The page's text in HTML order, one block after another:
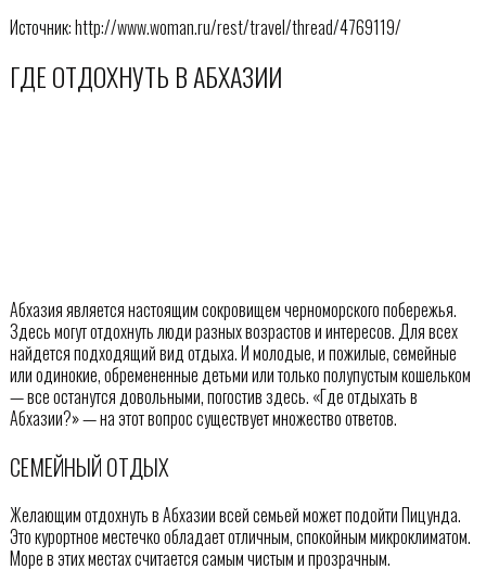
Источник: http://www.woman.ru/rest/travel/thread/4769119/
ГДЕ ОТДОХНУТЬ В АБХАЗИИ
Абхазия является настоящим сокровищем черноморского побережья.
Здесь могут отдохнуть люди разных возрастов и интересов. Для всех
найдется подходящий вид отдыха. И молодые, и пожилые, семейные
или одинокие, обремененные детьми или только полупустым кошельком
— все останутся довольными, погостив здесь. «Где отдыхать в
Абхазии?» — на этот вопрос существует множество ответов.
СЕМЕЙНЫЙ ОТДЫХ
Желающим отдохнуть в Абхазии всей семьей может подойти Пицунда.
Это курортное местечко обладает отличным, спокойным микроклиматом.
Море в этих местах считается самым чистым и прозрачным.